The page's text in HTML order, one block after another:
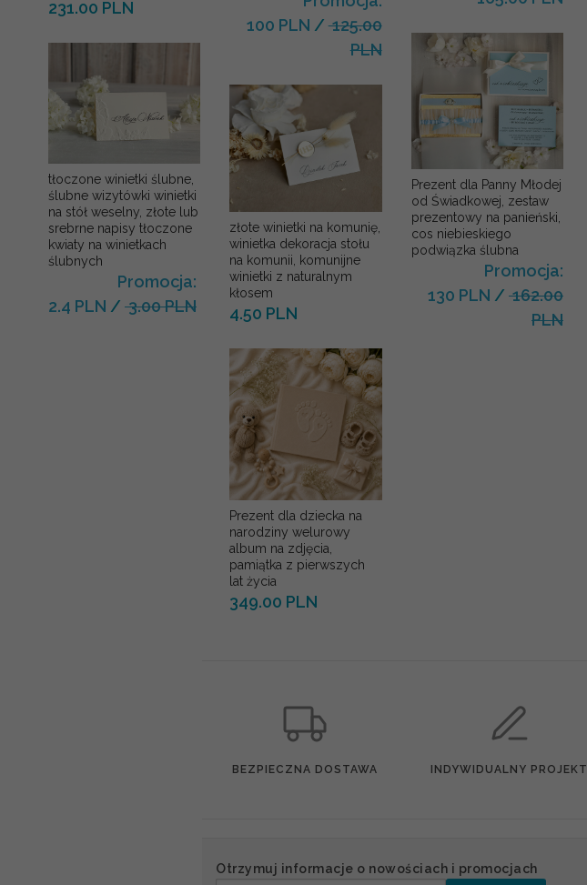
231.00 PLN
tłoczone winietki ślubne,
ślubne wizytówki winietki
na stół weselny, złote lub
srebrne napisy tłoczone
kwiaty na winietkach
ślubnych
Promocja:
2.4 PLN / 3.00 PLN
100 PLN /125.00
PLN
złote winietki na komunię,
winietka dekoracja stołu
na komunii, komunijne
winietki z naturalnym
kłosem
4.50 PLN
Prezent dla dziecka na
narodziny welurowy
album na zdjęcia,
pamiątka z pierwszych
lat życia
349.00 PLN
Prezent dla Panny Młodej
od Świadkowej, zestaw
prezentowy na panieński,
cos niebieskiego
podwiązka ślubna
Promocja:
130 PLN / 162.00
PLN
BEZPIECZNA DOSTAWA INDYWIDUALNY PROJEKT
Otrzymuj informacje o nowościach i promocjach